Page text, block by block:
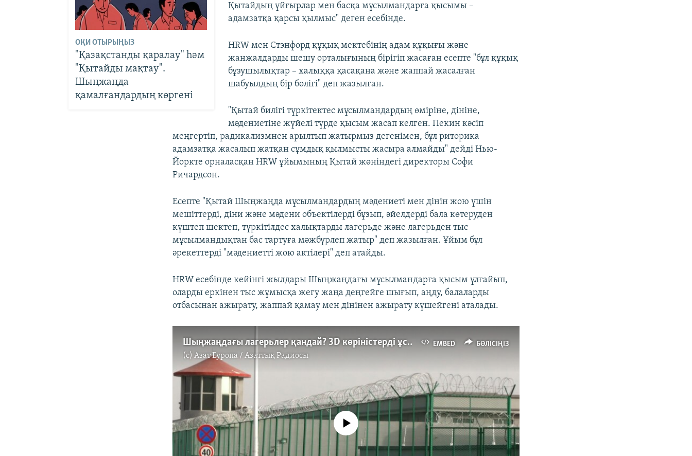
ОҚИ ОТЫРЫҢЫЗ
"Қазақстанды қаралау" һәм
"Қытайды мақтау".
Шыңжаңда
қамалғандардың көргені
Қытайдың ұйғырлар мен басқа мұсылмандарға қысымы –
адамзатқа қарсы қылмыс" деген есебінде.
HRW мен Стэнфорд құқық мектебінің адам құқығы және
жанжалдарды шешу орталығының бірігіп жасаған есепте "бұл құқық
бұзушылықтар – халыққа қасақана және жаппай жасалған
шабуылдың бір бөлігі" деп жазылған.
"Қытай билігі түркітектес мұсылмандардың өміріне, дініне,
мәдениетіне жүйелі түрде қысым жасап келген. Пекин кәсіп
меңгертіп, радикализмнен арылтып жатырмыз дегенімен, бұл риторика
адамзатқа жасалып жатқан сұмдық қылмысты жасыра алмайды" дейді Нью-
Йоркте орналасқан HRW ұйымының Қытай жөніндегі директоры Софи
Ричардсон.
Есепте "Қытай Шыңжаңда мұсылмандардың мәдениеті мен дінін жою үшін
мешіттерді, діни және мәдени объектілерді бұзып, әйелдерді бала көтеруден
күштеп шектеп, түркітілдес халықтарды лагерьде және лагерьден тыс
мұсылмандықтан бас тартуға мәжбүрлеп жатыр" деп жазылған. Ұйым бұл
әрекеттерді "мәдениетті жою актілері" деп атайды.
HRW есебінде кейінгі жылдары Шыңжаңдағы мұсылмандарға қысым ұлғайып,
оларды еркінен тыс жұмысқа жегу жаңа деңгейге шығып, аңду, балаларды
отбасынан ажырату, жаппай қамау мен дінінен ажырату күшейгені аталады.
EMBED БӨЛІСІҢІЗ
Шыңжаңдағы лагерьлер қандай? 3D көріністерді ұсынамыз
(c)Азат Еуропа / Азаттық Радиосы
No media source currently available